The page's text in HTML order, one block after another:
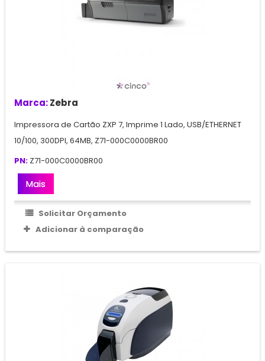
Marca:Zebra
Impressora de Cartão ZXP 7, Imprime 1 Lado, USB/ETHERNET
10/100, 300DPI, 64MB, Z71-000C0000BR00
PN: Z71-000C0000BR00
Mais
Solicitar Orçamento
Adicionar à comparação